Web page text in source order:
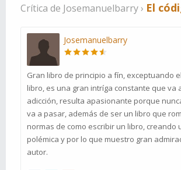
Crítica de Josemanuelbarry› El
Josemanuelbarry
Gran libro de principio a fín, exceptuando
libro, es una gran intríga constante que va
adicción, resulta apasionante porque
va a pasar, además de ser un libro que
normas de como escribir un libro, creando
polémica y por lo que muestro gran
autor.